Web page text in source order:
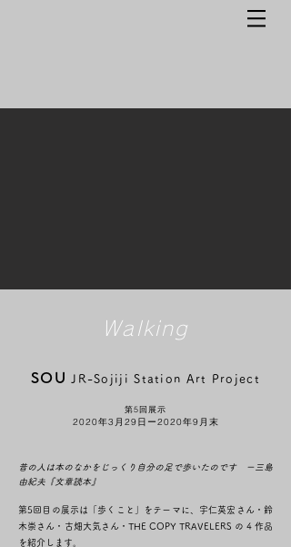
Walking
SOU JR-Sojiji Station Art Project
第5回展示
2020年3月29日ー2020年9月末
昔の人は本のなかをじっくり自分の足で歩いたのです ー三島
由紀夫『文章読本』
第5回目の展示は「歩くこと」をテーマに、宇仁英宏さん・鈴
木崇さん・古畑大気さん・THE COPY TRAVELERS の 4 作品
を紹介します。